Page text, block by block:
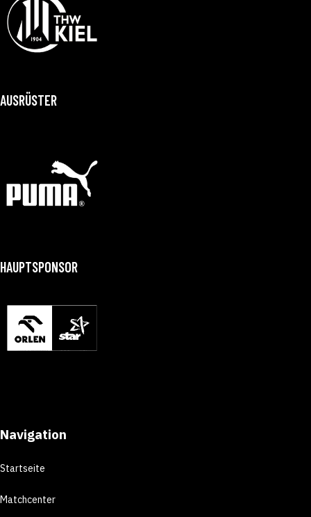
AUSRÜSTER
HAUPTSPONSOR
Navigation
Startseite
Matchcenter